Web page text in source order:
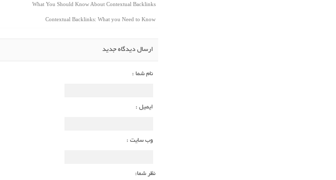
What You Should Know About Contextual Backlinks
Contextual Backlinks: What you Need to Know
ارسال دیدگاه جدید
نام شما :
ایمیل :
وب سایت :
نظر شما: